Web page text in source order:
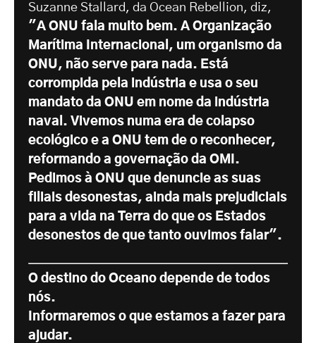
Suzanne Stallard, da Ocean Rebellion, diz,
"A ONU fala muito bem. A Organização
Marítima Internacional, um organismo da
ONU, não serve para nada. Está
corrompida pela indústria e usa o seu
mandato da ONU em nome da indústria
naval. Vivemos numa era de colapso
ecológico e a ONU tem de o reconhecer,
reformando a governação da OMI.
Pedimos à ONU que denuncie as suas
filiais desonestas, ainda mais prejudiciais
para a vida na Terra do que os Estados
desonestos de que tanto ouvimos falar".
O destino do Oceano depende de todos
nós.
Informaremos o que estamos a fazer para
ajudar.